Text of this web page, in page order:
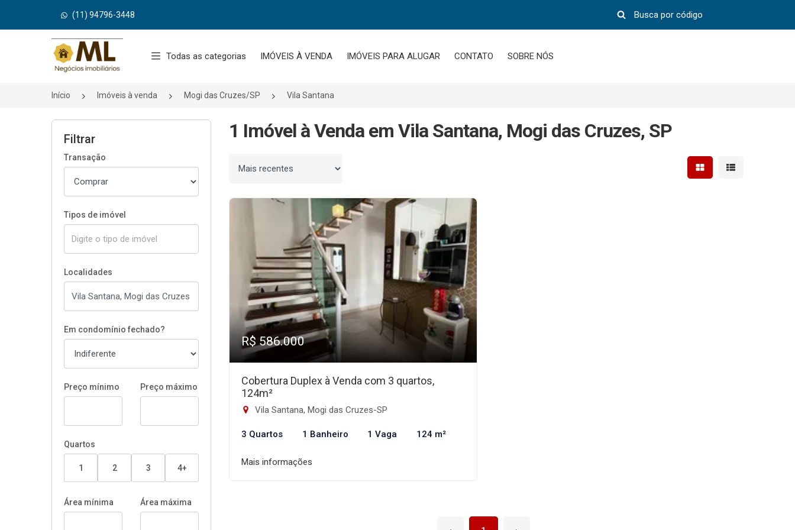
(11) 94796-3448
Página inicial
Todas as categorias IMÓVEIS À VENDA IMÓVEIS PARA ALUGAR CONTATO SOBRE NÓS
Início Imóveis à venda Mogi das Cruzes/SP Vila Santana
Filtrar
Transação
Tipos de imóvel
Localidades
Em condomínio fechado?
Preço mínimo Preço máximo
Quartos
1 2 3 4+
Área mínima Área máxima
1 Imóvel à Venda em Vila Santana, Mogi das Cruzes, SP
Ordenar por Mostrar resultados em
Mostrar
R$ 586.000
Cobertura Duplex à Venda com 3 quartos,
124m²
Vila Santana, Mogi das Cruzes-SP
3 Quartos 1 Banheiro 1 Vaga 124 m²
Mais informações